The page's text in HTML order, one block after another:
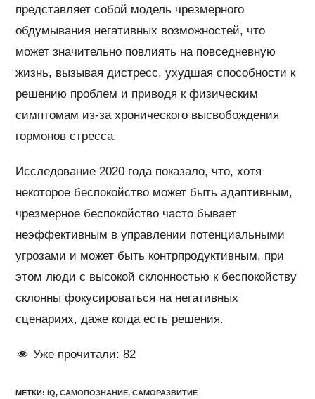
представляет собой модель чрезмерного
обдумывания негативных возможностей, что
может значительно повлиять на повседневную
жизнь, вызывая дистресс, ухудшая способности к
решению проблем и приводя к физическим
симптомам из-за хронического высвобождения
гормонов стресса.
Исследование 2020 года показало, что, хотя
некоторое беспокойство может быть адаптивным,
чрезмерное беспокойство часто бывает
неэффективным в управлении потенциальными
угрозами и может быть контрпродуктивным, при
этом люди с высокой склонностью к беспокойству
склонны фокусироваться на негативных
сценариях, даже когда есть решения.
Уже прочитали: 82
МЕТКИ : IQ, САМОПОЗНАНИЕ, САМОРАЗВИТИЕ